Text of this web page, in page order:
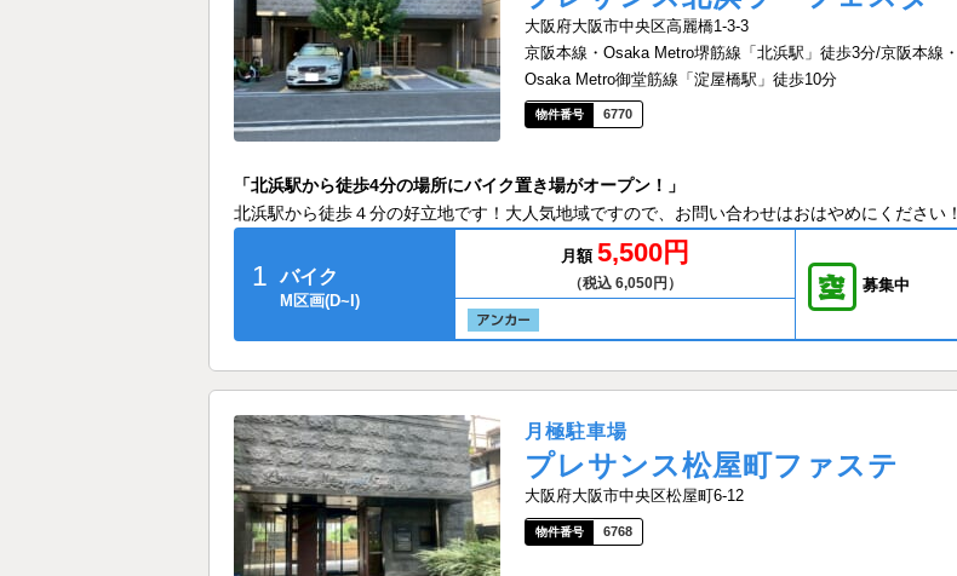
大阪府大阪市中央区高麗橋1-3-3
京阪本線・Osaka Metro堺筋線「北浜駅」徒歩3分/京阪本線・
Osaka Metro御堂筋線「淀屋橋駅」徒歩10分
6770
「北浜駅から徒歩4分の場所にバイク置き場がオープン！」
北浜駅から徒歩４分の好立地です！大人気地域ですので、お問い合わせはおはやめにください！
1 バイク
M区画(D~I)
月額 5,500円
（税込 6,050円） 募集中
月極駐車場
プレサンス松屋町ファステ
大阪府大阪市中央区松屋町6-12
6768